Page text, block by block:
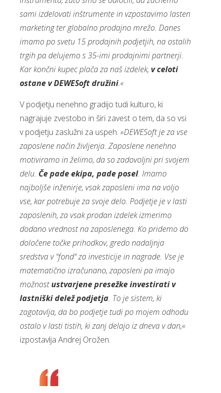
sami izdelovati inštrumente in vzpostavimo lasten
marketing ter globalno prodajno mrežo. Danes
imamo po svetu 15 prodajnih podjetjih, na ostalih
trgih pa delujemo s 35-imi prodajnimi partnerji.
Kar končni kupec plača za naš izdelek, v celoti
ostane v DEWESoft družini.«
V podjetju nenehno gradijo tudi kulturo, ki
nagrajuje zvestobo in širi zavest o tem, da so vsi
v podjetju zaslužni za uspeh. »DEWESoft je za vse
zaposlene način življenja. Zaposlene nenehno
motiviramo in želimo, da so zadovoljni pri svojem
delu. Če pade ekipa, pade posel. Imamo
najboljše inženirje, vsak zaposleni ima na voljo
vse, kar potrebuje za svoje delo. Podjetje je v lasti
zaposlenih, za vsak prodan izdelek izmerimo
dodano vrednost na zaposlenega. Ko pridemo do
določene točke prihodkov, gredo nadaljnja
sredstva v "fond" za investicije in nagrade. Vse je
matematično izračunano, zaposleni pa imajo
možnostustvarjene presežke investirati v
lastniški delež podjetja. To je sistem, ki
zagotavlja, da bo podjetje tudi po mojem odhodu
ostalo v lasti tistih, ki zanj delajo iz dneva v dan,«
izpostavlja Andrej Orožen.